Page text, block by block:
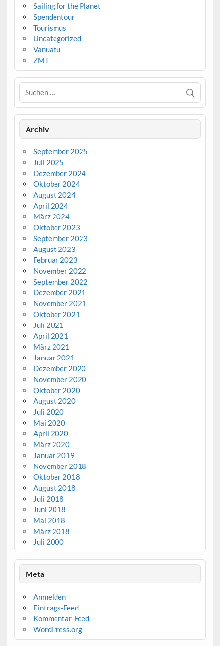
Sailing for the Planet
Spendentour
Tourismus
Uncategorized
Vanuatu
ZMT
Archiv
September 2025
Juli 2025
Dezember 2024
Oktober 2024
August 2024
April 2024
März 2024
Oktober 2023
September 2023
August 2023
Februar 2023
November 2022
September 2022
Dezember 2021
November 2021
Oktober 2021
Juli 2021
April 2021
März 2021
Januar 2021
Dezember 2020
November 2020
Oktober 2020
August 2020
Juli 2020
Mai 2020
April 2020
März 2020
Januar 2019
November 2018
Oktober 2018
August 2018
Juli 2018
Juni 2018
Mai 2018
März 2018
Juli 2000
Meta
Anmelden
Eintrags-Feed
Kommentar-Feed
WordPress.org